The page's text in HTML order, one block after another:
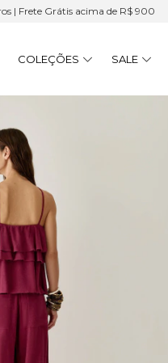
| Frete Grátis acima de R$ 900
COLEÇÕES SALE